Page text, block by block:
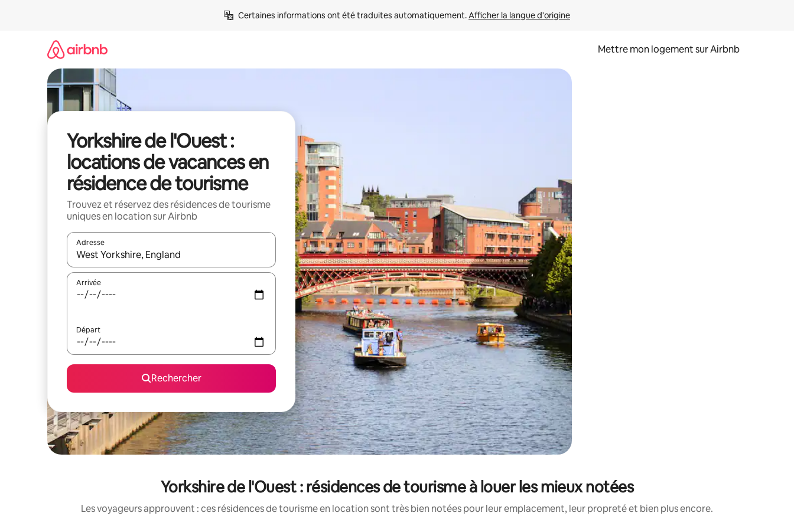
Certaines informations ont été traduites automatiquement. Afficher la langue d'origine
Mettre mon logement sur Airbnb
Yorkshire de l'Ouest :
locations de vacances en
résidence de tourisme
Trouvez et réservez des résidences de tourisme
uniques en location sur Airbnb
Adresse
Lorsque les résultats s'affichent, utilisez les flèches vers le haut et vers le bas pour les parcourir ou en appuyant et en faisant glisser.
Arrivée
Départ
Rechercher
Yorkshire de l'Ouest : résidences de tourisme à louer les mieux notées
Les voyageurs approuvent : ces résidences de tourisme en location sont très bien notées pour leur emplacement, leur propreté et bien plus encore.